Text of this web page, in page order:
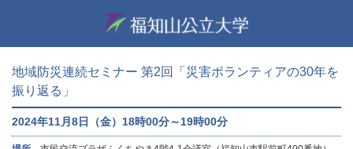
地域防災連続セミナー 第2回「災害ボランティアの30年を
振り返る」
2024年11月8日（金）18時00分～19時00分